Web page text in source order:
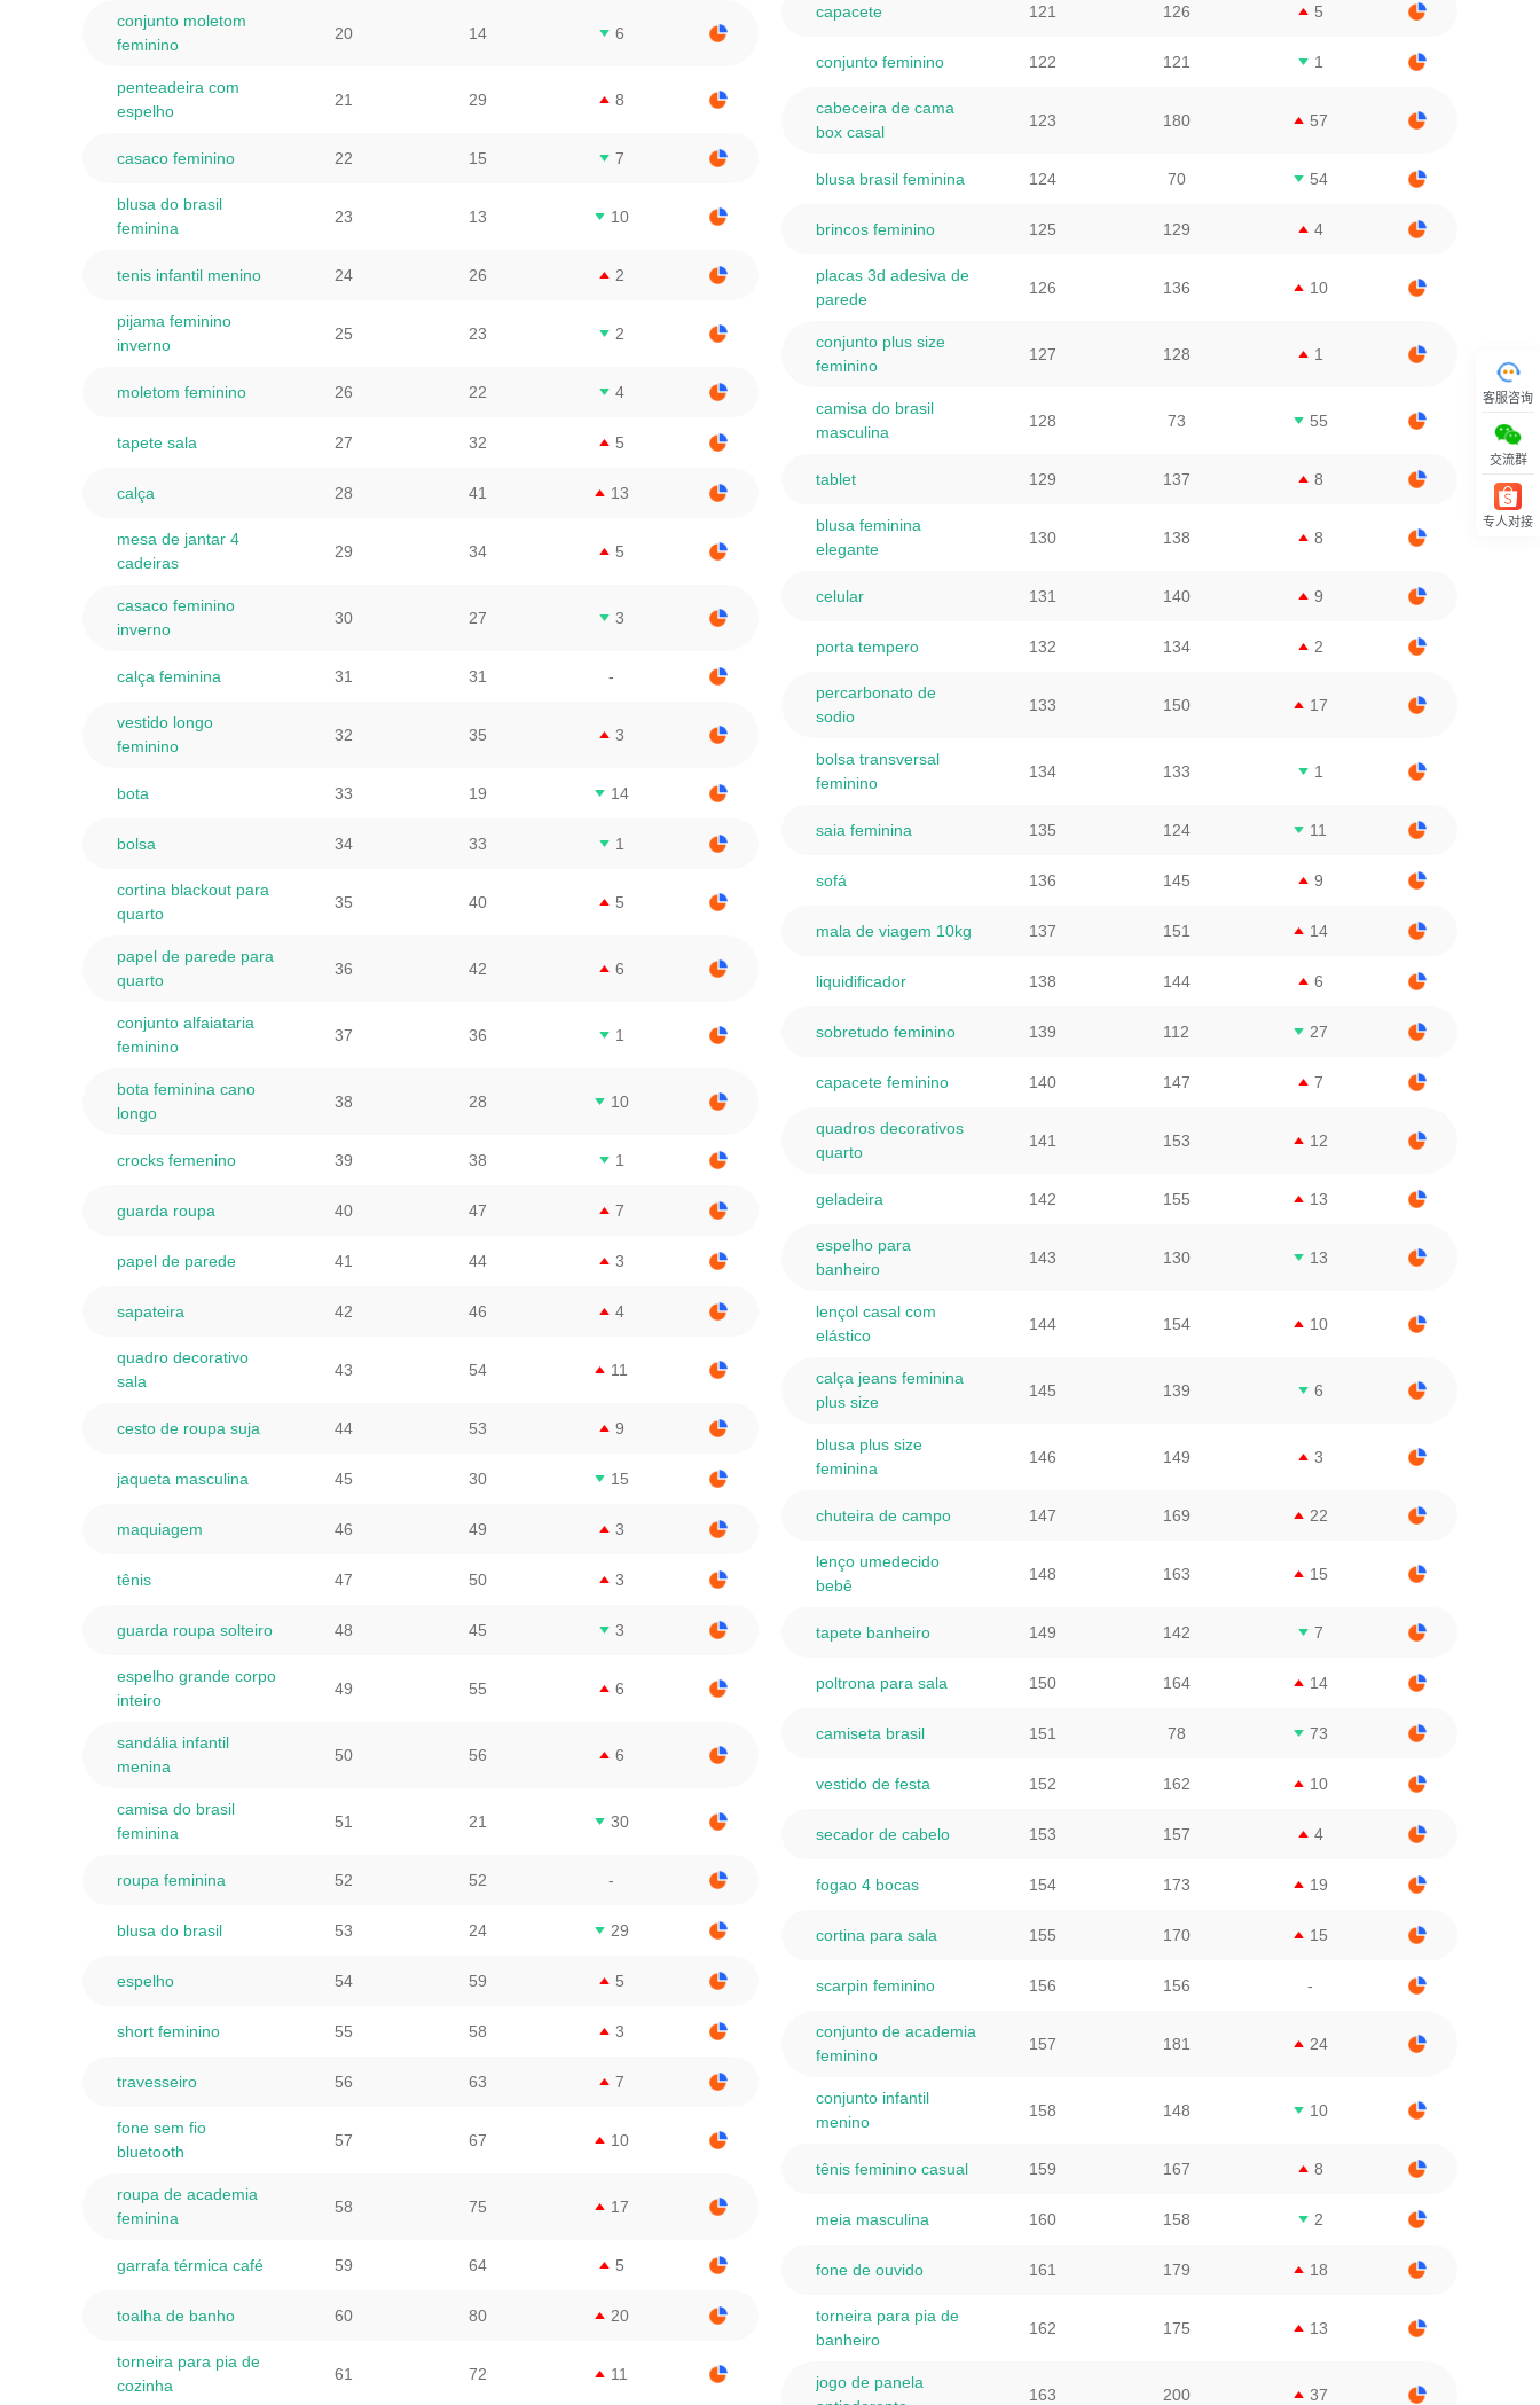
conjunto moletom
feminino
20 14 6
penteadeira com
espelho
21 29 8
casaco feminino 22 15 7
blusa do brasil
feminina
23 13 10
tenis infantil menino 24 26 2
pijama feminino
inverno
25 23 2
moletom feminino 26 22 4
tapete sala 27 32 5
calça 28 41 13
mesa de jantar 4
cadeiras
29 34 5
casaco feminino
inverno
30 27 3
calça feminina 31 31 -
vestido longo
feminino
32 35 3
bota 33 19 14
bolsa 34 33 1
cortina blackout para
quarto
35 40 5
papel de parede para
quarto
36 42 6
conjunto alfaiataria
feminino
37 36 1
bota feminina cano
longo
38 28 10
crocks femenino 39 38 1
guarda roupa 40 47 7
papel de parede 41 44 3
sapateira 42 46 4
quadro decorativo
sala
43 54 11
cesto de roupa suja 44 53 9
jaqueta masculina 45 30 15
maquiagem 46 49 3
tênis 47 50 3
guarda roupa solteiro 48 45 3
espelho grande corpo
inteiro
49 55 6
sandália infantil
menina
50 56 6
camisa do brasil
feminina
51 21 30
roupa feminina 52 52 -
blusa do brasil 53 24 29
espelho 54 59 5
short feminino 55 58 3
travesseiro 56 63 7
fone sem fio
bluetooth
57 67 10
roupa de academia
feminina
58 75 17
garrafa térmica café 59 64 5
toalha de banho 60 80 20
torneira para pia de
cozinha
61 72 11
capacete 121 126 5
conjunto feminino 122 121 1
cabeceira de cama
box casal
123 180 57
blusa brasil feminina 124 70 54
brincos feminino 125 129 4
placas 3d adesiva de
parede
126 136 10
conjunto plus size
feminino
127 128 1
camisa do brasil
masculina
128 73 55
tablet 129 137 8
blusa feminina
elegante
130 138 8
celular 131 140 9
porta tempero 132 134 2
percarbonato de
sodio
133 150 17
bolsa transversal
feminino
134 133 1
saia feminina 135 124 11
sofá 136 145 9
mala de viagem 10kg 137 151 14
liquidificador 138 144 6
sobretudo feminino 139 112 27
capacete feminino 140 147 7
quadros decorativos
quarto
141 153 12
geladeira 142 155 13
espelho para
banheiro
143 130 13
lençol casal com
elástico
144 154 10
calça jeans feminina
plus size
145 139 6
blusa plus size
feminina
146 149 3
chuteira de campo 147 169 22
lenço umedecido
bebê
148 163 15
tapete banheiro 149 142 7
poltrona para sala 150 164 14
camiseta brasil 151 78 73
vestido de festa 152 162 10
secador de cabelo 153 157 4
fogao 4 bocas 154 173 19
cortina para sala 155 170 15
scarpin feminino 156 156 -
conjunto de academia
feminino
157 181 24
conjunto infantil
menino
158 148 10
tênis feminino casual 159 167 8
meia masculina 160 158 2
fone de ouvido 161 179 18
torneira para pia de
banheiro
162 175 13
jogo de panela
163 200 37
客服咨询
交流群
专人对接